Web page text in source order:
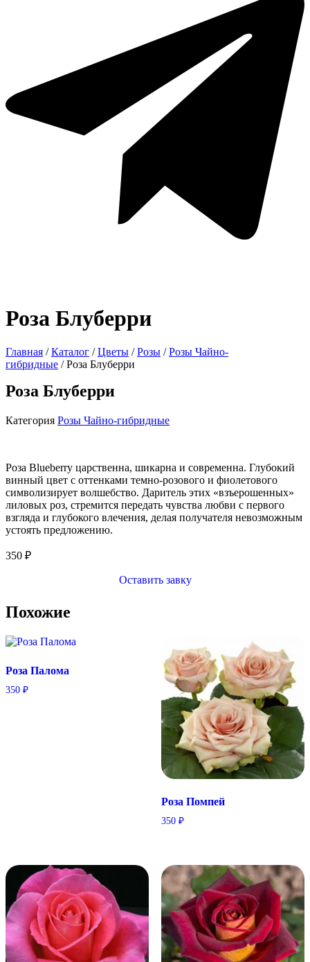
Розa Блуберри
Главная /Каталог /Цветы /Розы /Розы Чайно-
гибридные / Розa Блуберри
Розa Блуберри
Категория Розы Чайно-гибридные
Роза Blueberry царственна, шикарна и современна. Глубокий
винный цвет с оттенками темно-розового и фиолетового
символизирует волшебство. Даритель этих «взъерошенных»
лиловых роз, стремится передать чувства любви с первого
взгляда и глубокого влечения, делая получателя невозможным
устоять предложению.
350 ₽
Оставить завку
Похожие
Розa Палома
350 ₽
Розa Помпей
350 ₽